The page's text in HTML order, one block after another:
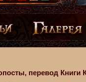
перевод Книги